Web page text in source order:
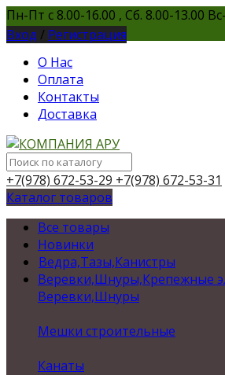
Пн-Пт с 8.00-16.00 , Сб. 8.00-13.00
Вход / Регистрация
О Нас
Оплата
Контакты
Доставка
+7(978) 672-53-29 +7(978) 672-53-31
Каталог товаров
Все товары
Новинки
Ведра,Тазы,Канистры
Веревки,Шнуры,Крепежные
Веревки,Шнуры
Мешки строительные
Канаты